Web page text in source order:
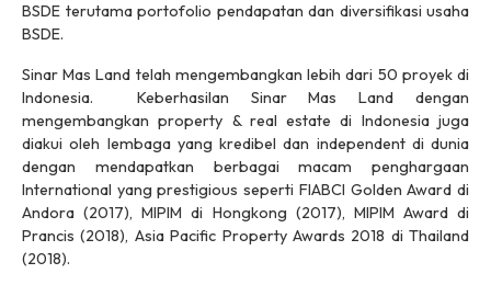
BSDE terutama portofolio pendapatan dan diversifikasi usaha
BSDE.
Sinar Mas Land telah mengembangkan lebih dari 50 proyek di
Indonesia. Keberhasilan Sinar Mas Land dengan
mengembangkan property & real estate di Indonesia juga
diakui oleh lembaga yang kredibel dan independent di dunia
dengan mendapatkan berbagai macam penghargaan
International yang prestigious seperti FIABCI Golden Award di
Andora (2017), MIPIM di Hongkong (2017), MIPIM Award di
Prancis (2018), Asia Pacific Property Awards 2018 di Thailand
(2018).